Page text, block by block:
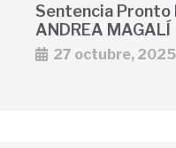
Sentencia Pronto
ANDREA MAGALÍ
27 octubre, 2025